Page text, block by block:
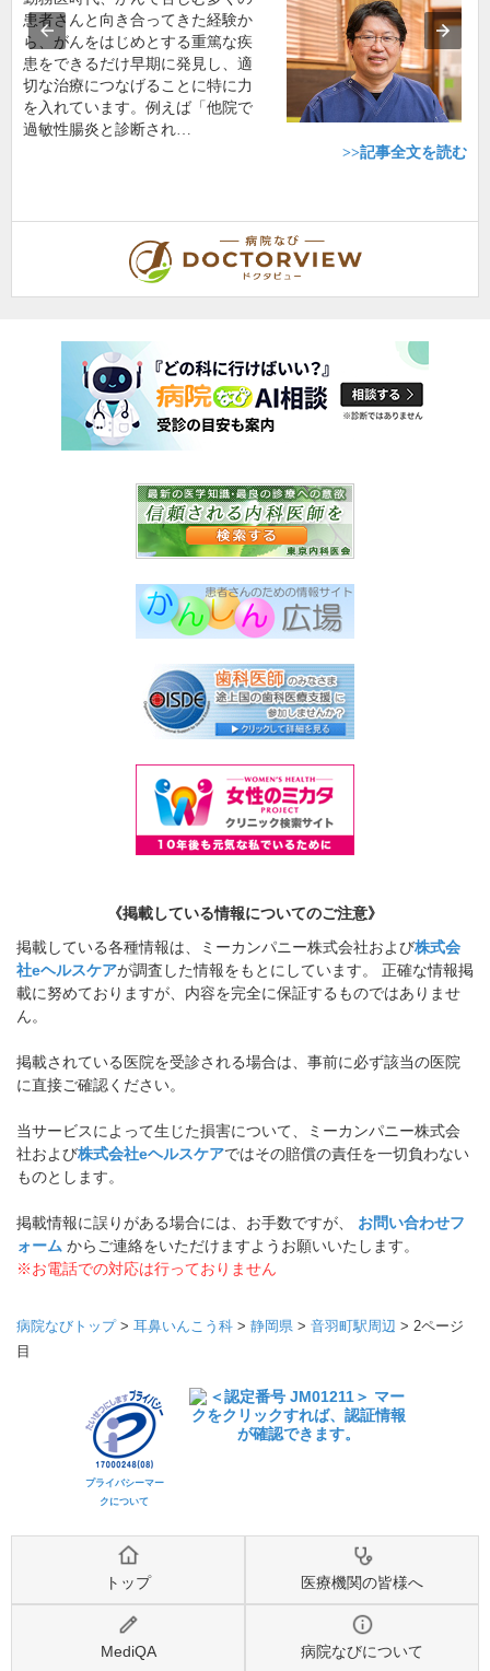
患者さんと向き合ってきた経験か
ら、がんをはじめとする重篤な疾
患をできるだけ早期に発見し、適
切な治療につなげることに特に力
を入れています。例えば「他院で
過敏性腸炎と診断され…
>>記事全文を読む
《掲載している情報についてのご注意》
掲載している各種情報は、ミーカンパニー株式会社および株式会
社eヘルスケアが調査した情報をもとにしています。 正確な情報掲
載に努めておりますが、内容を完全に保証するものではありませ
ん。
掲載されている医院を受診される場合は、事前に必ず該当の医院
に直接ご確認ください。
当サービスによって生じた損害について、ミーカンパニー株式会
社および株式会社eヘルスケアではその賠償の責任を一切負わない
ものとします。
掲載情報に誤りがある場合には、お手数ですが、 お問い合わせフ
ォーム からご連絡をいただけますようお願いいたします。
※お電話での対応は行っておりません
病院なびトップ> 耳鼻いんこう科 > 静岡県 > 音羽町駅周辺 > 2ページ
目
プライバシーマー
クについて
トップ 医療機関の皆様へ
MediQA 病院なびについて